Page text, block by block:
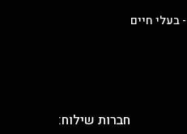
בעלי חיים
חברות שילוח: